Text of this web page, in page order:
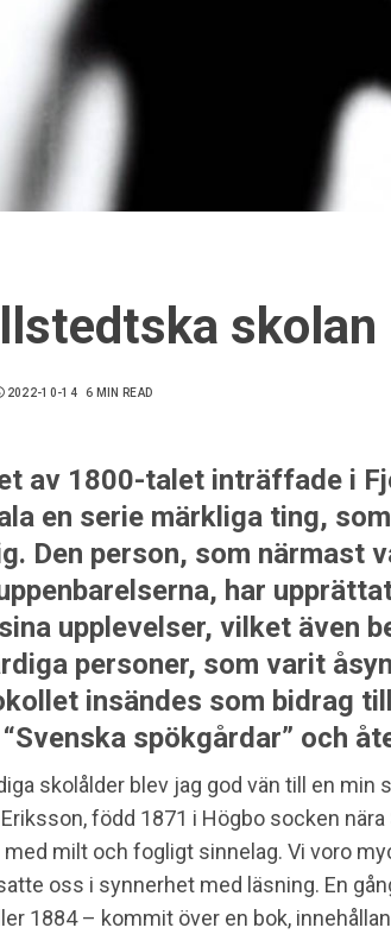
skolan
2022-10-14 6 MIN READ
av 1800-talet inträffade i
en serie märkliga ting,
Den person, som närmast
har
upplevelser, vilket även
personer, som varit
insändes som bidrag
spökgårdar” och
skolålder blev jag god vän till en min
född 1871 i Högbo socken
med milt och fogligt sinnelag. Vi voro
oss i synnerhet med läsning. En
1884 – kommit över en bok,